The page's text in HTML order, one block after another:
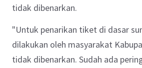
tidak dibenarkan.
"Untuk penarikan tiket di dasar
dilakukan oleh masyarakat
tidak dibenarkan. Sudah ada